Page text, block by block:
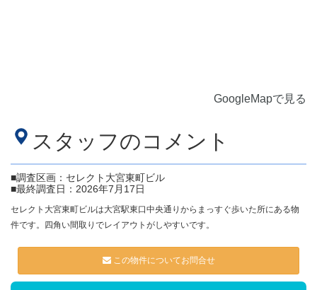
GoogleMapで見る
スタッフのコメント
■調査区画：セレクト大宮東町ビル
■最終調査日：2026年7月17日
セレクト大宮東町ビルは大宮駅東口中央通りからまっすぐ歩いた所にある物
件です。四角い間取りでレイアウトがしやすいです。
この物件についてお問合せ